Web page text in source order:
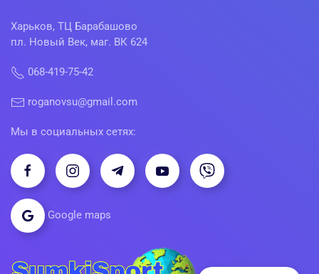
Харьков, ТЦ Барабашово
пл. Новый Век, маг. ВК 624
068-419-75-42
roganovsu@gmail.com
Мы в социальных сетях:
Google maps